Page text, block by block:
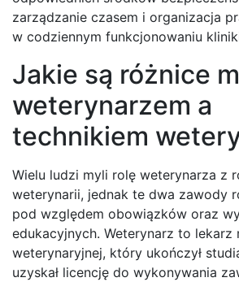
zarządzanie czasem i organizacja
w codziennym funkcjonowaniu
Jakie są różnice
weterynarzem a
technikiem
Wielu ludzi myli rolę weterynarza z
weterynarii, jednak te dwa zawody
pod względem obowiązków oraz
edukacyjnych. Weterynarz to lekarz
weterynaryjnej, który ukończył
uzyskał licencję do wykonywania